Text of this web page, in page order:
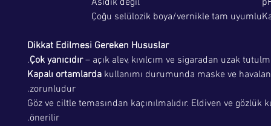
Asidik değil
Çoğu selülozik boya/vernikle tam uyumlu
Dikkat Edilmesi Gereken Hususlar
Çok yanıcıdır– açık alev, kıvılcım ve sigaradan uzak
Kapalı ortamlarda kullanımı durumunda maske ve
zorunludur.
Göz ve ciltle temasından kaçınılmalıdır. Eldiven ve gözlük
önerilir.